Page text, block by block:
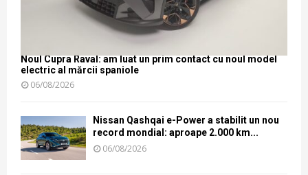
Noul Cupra Raval: am luat un prim contact cu noul model
electric al mărcii spaniole
06/08/2026
Nissan Qashqai e-Power a stabilit un nou
record mondial: aproape 2.000 km...
06/08/2026